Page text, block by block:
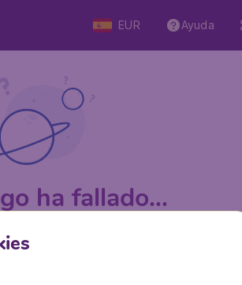
EUR Ayuda
ha fallado...